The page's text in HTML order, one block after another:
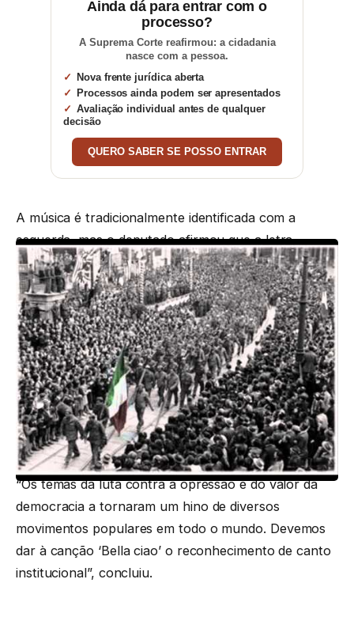
Ainda dá para entrar com o
processo?
A Suprema Corte reafirmou: a cidadania
nasce com a pessoa.
Nova frente jurídica aberta
Processos ainda podem ser apresentados
Avaliação individual antes de qualquer
decisão
QUERO SABER SE POSSO ENTRAR
A música é tradicionalmente identificada com a
esquerda, mas o deputado afirmou que a letra
expressa a “luta pela liberdade pessoal e do próprio
país contra todas as formas de opressão”.
LEIA TAMBÉM:
Bombeiros ingleses cantam “Bella Ciao” em
solidariedade aos colegas italianos – Vídeo
Itália se mantém como o país mais idoso da União
Europeia
“Os temas da luta contra a opressão e do valor da
democracia a tornaram um hino de diversos
movimentos populares em todo o mundo. Devemos
dar à canção ‘Bella ciao’ o reconhecimento de canto
institucional”, concluiu.